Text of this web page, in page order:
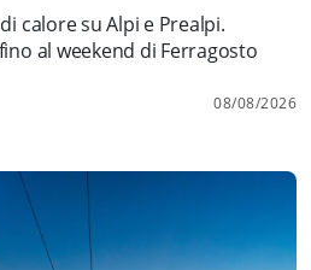
calore su Alpi e Prealpi.
al weekend di Ferragosto
08/08/2026